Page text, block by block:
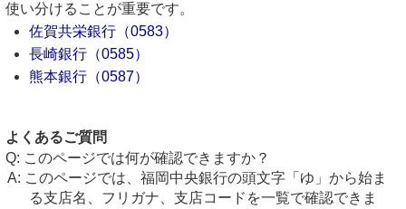
使い分けることが重要です。
佐賀共栄銀行（0583）
長崎銀行（0585）
熊本銀行（0587）
よくあるご質問
このページでは何が確認できますか？
このページでは、福岡中央銀行の頭文字「ゆ」から始ま
る支店名、フリガナ、支店コードを一覧で確認できま